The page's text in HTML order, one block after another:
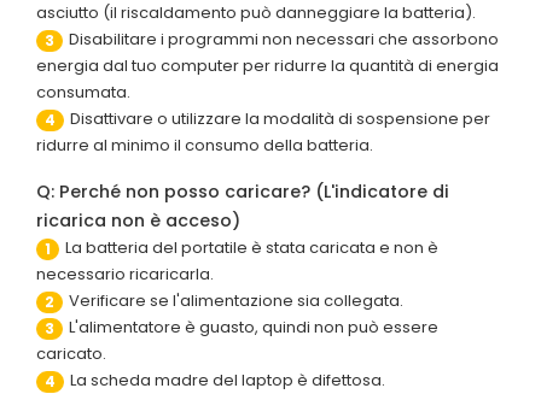
asciutto (il riscaldamento può danneggiare la batteria).
3
Disabilitare i programmi non necessari che assorbono
energia dal tuo computer per ridurre la quantità di energia
consumata.
4
Disattivare o utilizzare la modalità di sospensione per
ridurre al minimo il consumo della batteria.
Q: Perché non posso caricare? (L'indicatore di
ricarica non è acceso)
1
La batteria del portatile è stata caricata e non è
necessario ricaricarla.
2 Verificare se l'alimentazione sia collegata.
3
L'alimentatore è guasto, quindi non può essere
caricato.
4 La scheda madre del laptop è difettosa.